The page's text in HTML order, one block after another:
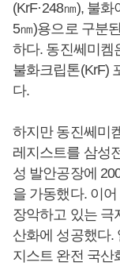
(KrF·248㎚), 불
5㎚)용으로 구분
하다. 동진쎄미켐
불화크립톤(KrF)
다.
하지만 동진쎄미
레지스트를 삼성
성 발안공장에
을 가동했다. 이
장악하고 있는 극
산화에 성공했다.
지스트 완전 국산